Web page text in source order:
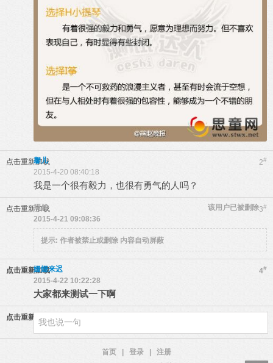
点击重新加载 2#
馨儿
2015-4-20 08:40:18
我是一个很有毅力，也很有勇气的人吗？
点击重新加载 3#
焉然
该用户已被删除
2015-4-21 09:08:36
提示: 作者被禁止或删除 内容自动屏蔽
点击重新加载 4#
姗姗来迟
2015-4-22 10:22:28
大家都来测试一下啊
点击重新加载
首页 | 登录 |
注册